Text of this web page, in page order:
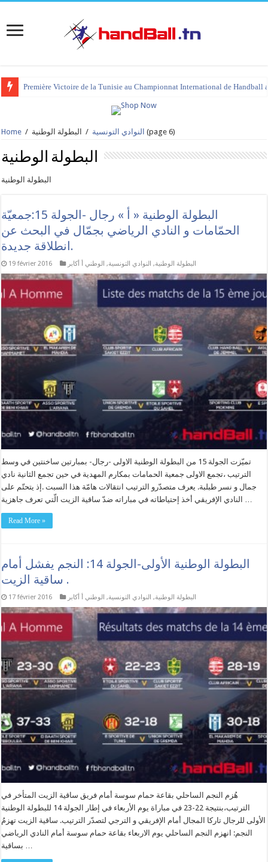
tournoi international Hammamet 2023 : programme et liste des joueurs
Home / النوادي التونسية / البطولة الوطنية (page 6)
البطولة الوطنية
البطولة الوطنية
البطولة الوطنية « أ » رجال -الجولة 15:جمعيّة
الحمّامات و النادي الرياضي بجمّال في البحث عن
انطلاقة جديدة.
19 février 2016 البطولة الوطنية, النوادي التونسية, الوطني أ أكابر
تميّزت الجولة 15 من البطولة الوطنية الاولى -رجال- بمبارتين ساخنتين في وسط
الترتيب ،تجمع الاولى جمعية الحمامات بمكارم المهدية في حين تجمع الثانية نادي
جمال و نسر طبلبة. يعرف متصدّرو الترتيب انتقالات هامّة هذا السبت .إذ يتحتّم على
النادي الإفريقي أخذ إحتياطاته في مباراته ضدّ ساقية الزيت الّتي تعرف جاهزية …
Read More »
البطولة الوطنية الأولى-الجولة 14: النجم يفشل أمام
ساقية الزيت .
17 février 2016 البطولة الوطنية, النوادي التونسية, الوطني أ أكابر
هُزم النجم الساحلي بقاعة حمام سوسة أمام فريق ساقية الزيت المتأخر في
الترتيب،بنتيجة 22-23 في مباراة يوم الأربعاء في إطار الجولة 14 للبطولة الوطنية
الأولى للرجال تاركا المجال أمام الإفريقي و الترجي لتصدّر الترتيب. ساقية الزيت تهزمُ
النجم: انهزم النجم الساحلي يوم الاربعاء بقاعة حمام سوسة أمام النادي الرياضي
بساقية …